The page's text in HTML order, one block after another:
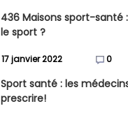
436 Maisons sport-santé
le sport ?
17 janvier 2022 0
Sport santé : les
prescrire!